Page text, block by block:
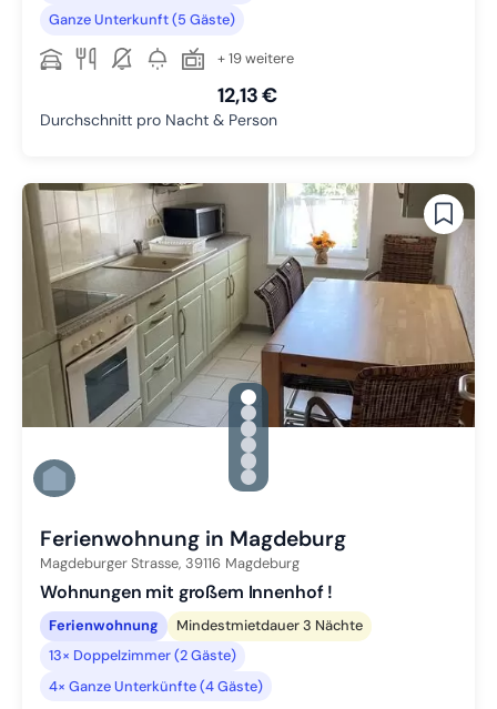
Ganze Unterkunft (5 Gäste)
+ 19 weitere
12,13 €
Durchschnitt pro Nacht & Person
gallery.slide_selector
Zu Slide 1 wechseln
Zu Slide 2 wechseln
Zu Slide 3 wechseln
Zu Slide 4 wechseln
Zu Slide 5 wechseln
Zu Slide 6 wechseln
Ferienwohnung in Magdeburg
Magdeburger Strasse, 39116 Magdeburg
Wohnungen mit großem Innenhof !
Ferienwohnung
Mindestmietdauer 3 Nächte
13× Doppelzimmer (2 Gäste)
4× Ganze Unterkünfte (4 Gäste)